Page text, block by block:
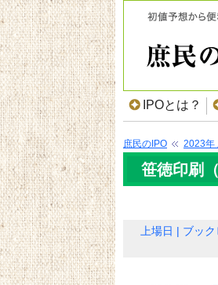
IPOとは？
庶民のIPO 2023年
笹徳印刷
上場日 ブッ